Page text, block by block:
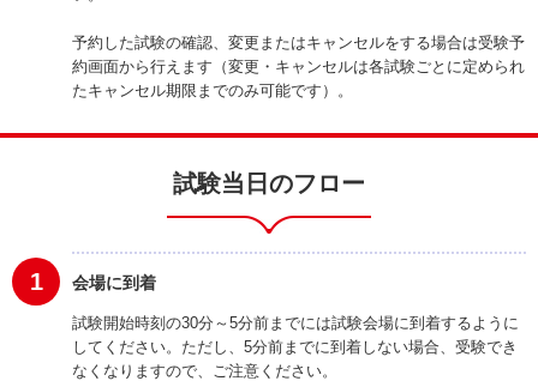
予約した試験の確認、変更またはキャンセルをする場合は受験予
約画面から行えます（変更・キャンセルは各試験ごとに定められ
たキャンセル期限までのみ可能です）。
試験当日のフロー
1 会場に到着
試験開始時刻の30分～5分前までには試験会場に到着するように
してください。ただし、5分前までに到着しない場合、受験でき
なくなりますので、ご注意ください。